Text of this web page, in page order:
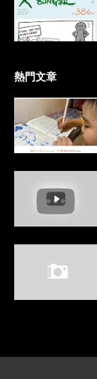
熱門文章